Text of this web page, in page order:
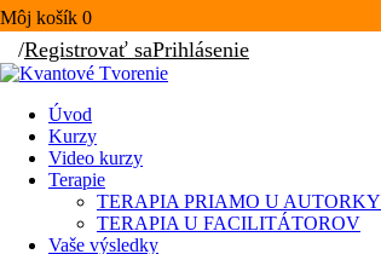
Môj košík 0
/Registrovať saPrihlásenie
Úvod
Kurzy
Video kurzy
Terapie
TERAPIA PRIAMO U AUTORKY
TERAPIA U FACILITÁTOROV
Vaše výsledky